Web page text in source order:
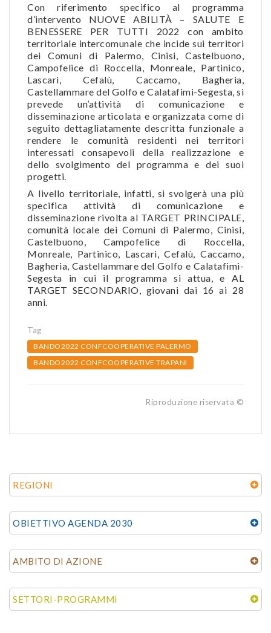
Con riferimento specifico al programma
d’intervento NUOVE ABILITÀ – SALUTE E
BENESSERE PER TUTTI 2022 con ambito
territoriale intercomunale che incide sui territori
dei Comuni di Palermo, Cinisi, Castelbuono,
Campofelice di Roccella, Monreale, Partinico,
Lascari, Cefalù, Caccamo, Bagheria,
Castellammare del Golfo e Calatafimi-Segesta, si
prevede un’attività di comunicazione e
disseminazione articolata e organizzata come di
seguito dettagliatamente descritta funzionale a
rendere le comunità residenti nei territori
interessati consapevoli della realizzazione e
dello svolgimento del programma e dei suoi
progetti.
A livello territoriale, infatti, si svolgerà una più
specifica attività di comunicazione e
disseminazione rivolta al TARGET PRINCIPALE,
comunità locale dei Comuni di Palermo, Cinisi,
Castelbuono, Campofelice di Roccella,
Monreale, Partinico, Lascari, Cefalù, Caccamo,
Bagheria, Castellammare del Golfo e Calatafimi-
Segesta in cui il programma si attua, e AL
TARGET SECONDARIO, giovani dai 16 ai 28
anni.
Tag
BANDO2022 CONFCOOPERATIVE PALERMO
BANDO2022 CONFCOOPERATIVE TRAPANI
Riproduzione riservata ©
REGIONI
OBIETTIVO AGENDA 2030
AMBITO DI AZIONE
SETTORI-PROGRAMMI